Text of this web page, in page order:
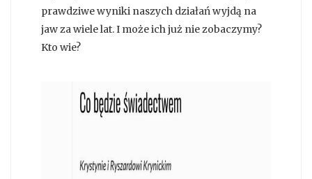
prawdziwe wyniki naszych działań wyjdą na
jaw za wiele lat. I może ich już nie zobaczymy?
Kto wie?